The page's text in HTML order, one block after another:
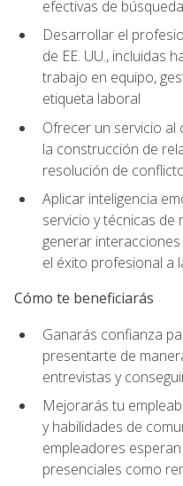
efectivas de
Desarrollar el
de EE. UU., incluidas
trabajo en equipo,
etiqueta laboral
Ofrecer un servicio al
la construcción de
resolución de
Aplicar inteligencia
servicio y técnicas
generar
el éxito profesional a
Cómo te beneficiarás
Ganarás confianza
presentarte de
entrevistas y
Mejorarás tu
y habilidades de
empleadores
presenciales como